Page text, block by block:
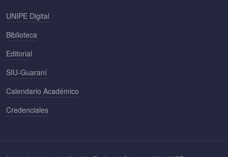
UNIPE Digital
Biblioteca
Editorial
SIU-Guaraní
Calendario Académico
Credenciales